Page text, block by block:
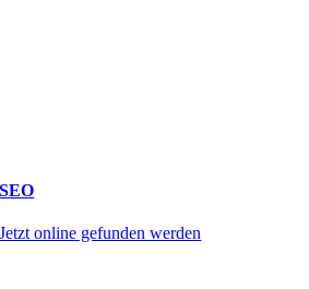
SEO
Jetzt online gefunden werden